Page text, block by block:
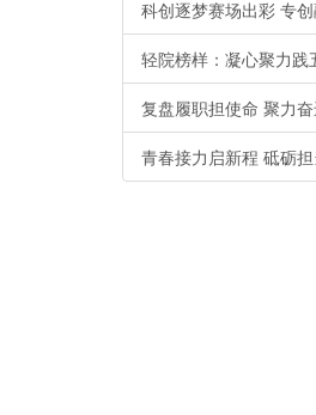
科创逐梦赛场出彩 专
轻院榜样：凝心聚力践
复盘履职担使命 聚力
青春接力启新程 砥砺